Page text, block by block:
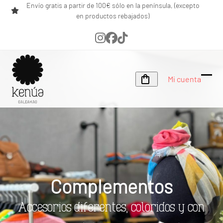
Skip
Envío gratis a partir de 100€ sólo en la península, (excepto
en productos rebajados)
Instagram
Facebook
Tiktok
Mi cuenta
Complementos
Accesorios diferentes, coloridos y con